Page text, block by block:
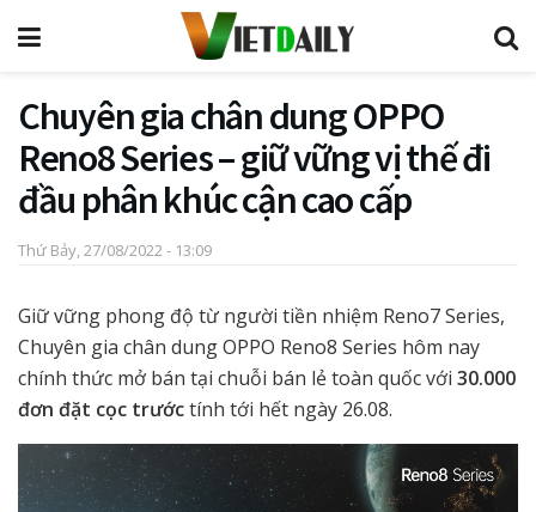
Chuyên gia chân dung OPPO
Reno8 Series – giữ vững vị thế đi
đầu phân khúc cận cao cấp
Thứ Bảy, 27/08/2022 - 13:09
Giữ vững phong độ từ người tiền nhiệm Reno7 Series,
Chuyên gia chân dung OPPO Reno8 Series hôm nay
chính thức mở bán tại chuỗi bán lẻ toàn quốc với 30.000
đơn đặt cọc trướctính tới hết ngày 26.08.